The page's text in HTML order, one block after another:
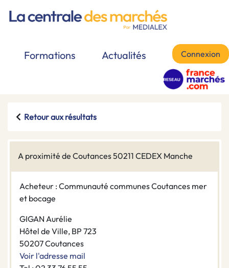
Formations Actualités Connexion
Retour aux résultats
A proximité de Coutances 50211 CEDEX Manche
Acheteur : Communauté communes Coutances mer
et bocage
GIGAN Aurélie
Hôtel de Ville, BP 723
50207 Coutances
Voir l'adresse mail